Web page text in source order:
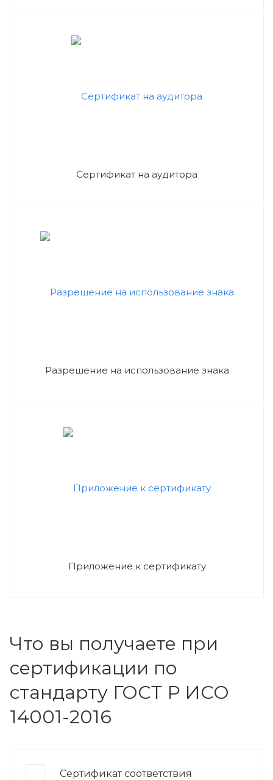
Сертификат на аудитора
Разрешение на использование знака
Приложение к сертификату
Что вы получаете при
сертификации по
стандарту ГОСТ Р ИСО
14001-2016
Сертификат соответствия